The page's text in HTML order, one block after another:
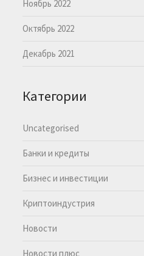
Ноябрь 2022
Октябрь 2022
Декабрь 2021
Категории
Uncategorised
Банки и кредиты
Бизнес и инвестиции
Криптоиндустрия
Новости
Новости плюс